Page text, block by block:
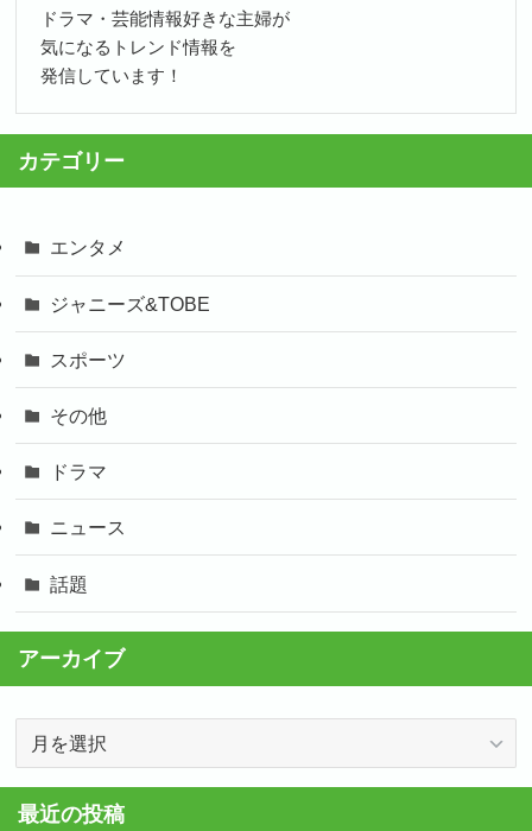
ドラマ・芸能情報好きな主婦が
気になるトレンド情報を
発信しています！
カテゴリー
エンタメ
ジャニーズ&TOBE
スポーツ
その他
ドラマ
ニュース
話題
アーカイブ
カ
イ
最近の投稿